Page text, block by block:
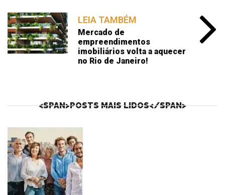
LEIA TAMBÉM
Mercado de
empreendimentos
imobiliários volta a aquecer
no Rio de Janeiro!
<SPAN>POSTS MAIS LIDOS</SPAN>